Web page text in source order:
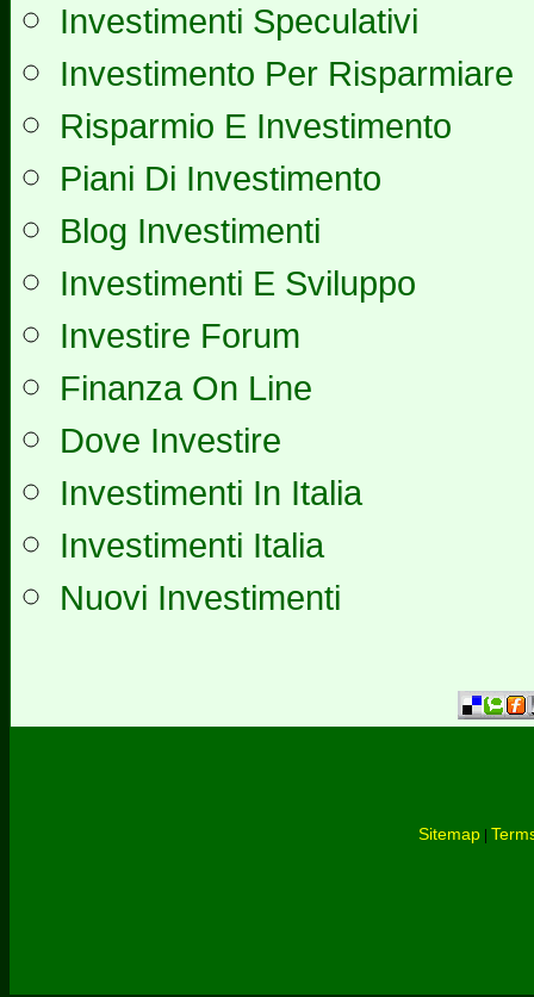
Investimenti Speculativi
Investimento Per Risparmiare
Risparmio E Investimento
Piani Di Investimento
Blog Investimenti
Investimenti E Sviluppo
Investire Forum
Finanza On Line
Dove Investire
Investimenti In Italia
Investimenti Italia
Nuovi Investimenti
Sitemap